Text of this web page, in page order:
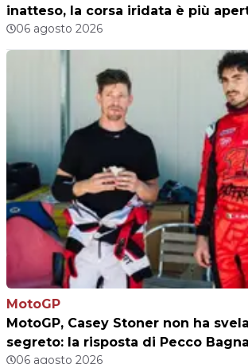
inatteso, la corsa iridata è più
06 agosto 2026
MotoGP
MotoGP, Casey Stoner non ha
segreto: la risposta di Pecco
06 agosto 2026